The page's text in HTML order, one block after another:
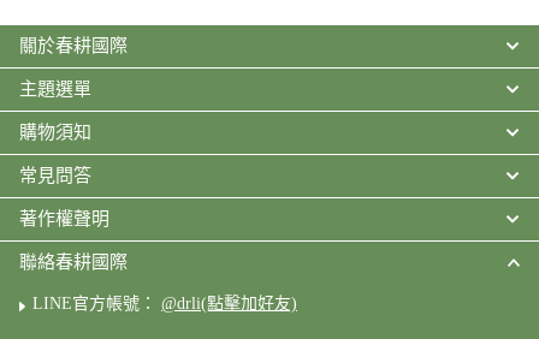
關於春耕國際
主題選單
購物須知
常見問答
著作權聲明
聯絡春耕國際
LINE官方帳號： @drli(點擊加好友)